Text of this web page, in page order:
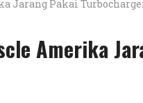
Amerika